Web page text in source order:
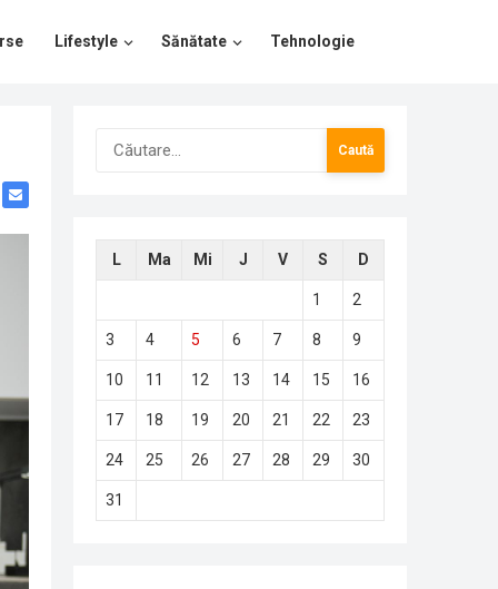
Lifestyle Sănătate Tehnologie
Caută
după:
L Ma Mi J V S D
1 2
3 4 5 6 7 8 9
10 11 12 13 14 15 16
17 18 19 20 21 22 23
24 25 26 27 28 29 30
31